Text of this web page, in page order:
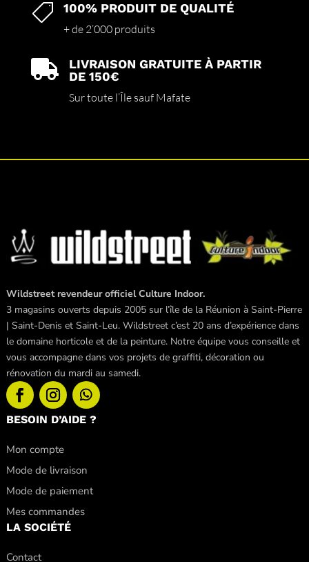
 100% PRODUIT DE QUALITÉ
+ de 2’000 produits

LIVRAISON GRATUITE À PARTIR
DE 150€
Sur toute l’Île sauf Mafate
Wildstreet revendeur officiel Culture Indoor.
3 magasins ouverts depuis 2005 sur l’île de la Réunion à Saint-Pierre
| Saint-Denis et Saint-Leu. Wildstreet c’est 20 ans d’expérience dans
le domaine horticole et de la peinture. Notre équipe vous conseille et
vous accompagne dans vos projets de graffiti, décoration ou
rénovation du mardi au samedi.
BESOIN D’AIDE ?
Mon compte
Mode de livraison
Mode de paiement
Mes commandes
LA SOCIÉTÉ
Contact